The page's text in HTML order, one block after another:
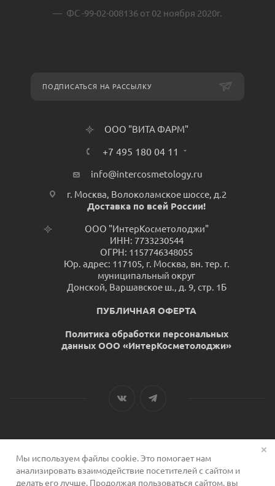
ФС -99-02-008136 от 02 ноября 2020г.
ПОДПИСАТЬСЯ НА РАССЫЛКУ
ООО "ВИТА ФАРМ"
+7 495 180 04 11
info@intercosmetology.ru
г. Москва, Волоколамское шоссе, д.2
Доставка по всей России!
ООО "ИнтерКосметолоджи"
ИНН: 7733230544
ОГРН: 1157746348055
Юр. адрес: 117105, г. Москва, вн. тер. г.
муниципальный округ
Донской, Варшавское ш., д. 9, стр. 1Б
ПУБЛИЧНАЯ ОФЕРТА
Политика обработки персональных
данных ООО «ИнтерКосметолоджи»
2026 © Сервис для косметологов
Мы используем файлы cookie. Это помогает нам
анализировать взаимодействие посетителей с сайтом и
делать его лучше. Продолжая пользоваться сайтом, вы